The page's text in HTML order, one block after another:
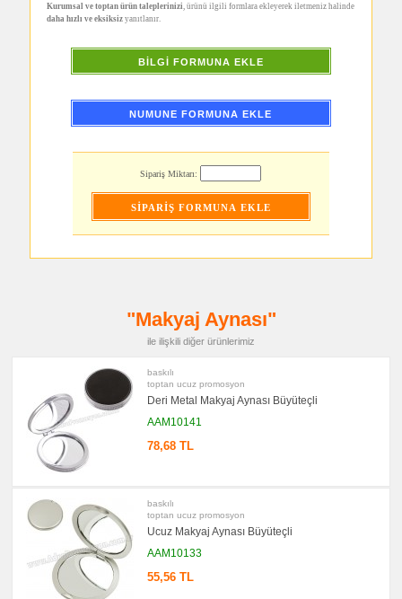
Kurumsal ve toptan ürün taleplerinizi, ürünü ilgili formlara ekleyerek iletmeniz halinde
daha hızlı ve eksiksizyanıtlanır.
BİLGİ FORMUNA EKLE
NUMUNE FORMUNA EKLE
Sipariş Miktarı:
"Makyaj Aynası"
ile ilişkili diğer ürünlerimiz
baskılı
toptan ucuz promosyon
Deri Metal Makyaj Aynası Büyüteçli
AAM10141
78,68 TL
baskılı
toptan ucuz promosyon
Ucuz Makyaj Aynası Büyüteçli
AAM10133
55,56 TL
promosyon
Kablosu
Flash
Kalemlik
Bloknot
promosyon
Bardak
Altlığı
Para
Tabağı
Evrak
Çantası
&
Sekreter
Bloknot
promosyon
Masa
Seti